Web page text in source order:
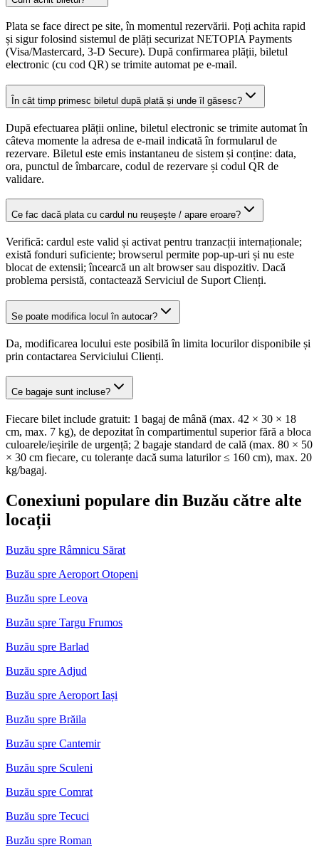
Plata se face direct pe site, în momentul rezervării. Poți achita rapid
și sigur folosind sistemul de plăți securizat NETOPIA Payments
(Visa/Mastercard, 3-D Secure). După confirmarea plății, biletul
electronic (cu cod QR) se trimite automat pe e-mail.
În cât timp primesc biletul după plată și unde îl găsesc?
După efectuarea plății online, biletul electronic se trimite automat în
câteva momente la adresa de e-mail indicată în formularul de
rezervare. Biletul este emis instantaneu de sistem și conține: data,
ora, punctul de îmbarcare, codul de rezervare și codul QR de
validare.
Ce fac dacă plata cu cardul nu reușește / apare eroare?
Verifică: cardul este valid și activat pentru tranzacții internaționale;
există fonduri suficiente; browserul permite pop-up-uri și nu este
blocat de extensii; încearcă un alt browser sau dispozitiv. Dacă
problema persistă, contactează Serviciul de Suport Clienți.
Se poate modifica locul în autocar?
Da, modificarea locului este posibilă în limita locurilor disponibile și
prin contactarea Serviciului Clienți.
Ce bagaje sunt incluse?
Fiecare bilet include gratuit: 1 bagaj de mână (max. 42 × 30 × 18
cm, max. 7 kg), de depozitat în compartimentul superior fără a bloca
culoarele/ieșirile de urgență; 2 bagaje standard de cală (max. 80 × 50
× 30 cm fiecare, cu toleranțe dacă suma laturilor ≤ 160 cm), max. 20
kg/bagaj.
Conexiuni populare din Buzău către alte
locații
Buzău spre Râmnicu Sărat
Buzău spre Aeroport Otopeni
Buzău spre Leova
Buzău spre Targu Frumos
Buzău spre Barlad
Buzău spre Adjud
Buzău spre Aeroport Iași
Buzău spre Brăila
Buzău spre Cantemir
Buzău spre Sculeni
Buzău spre Comrat
Buzău spre Tecuci
Buzău spre Roman